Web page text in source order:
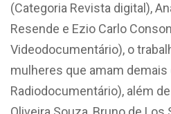
(Categoria Revista digital),
Resende e Ezio Carlo
Videodocumentário), o
mulheres que amam demais
Radiodocumentário), além